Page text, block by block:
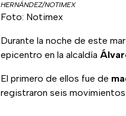
HERNÁNDEZ/NOTIMEX
Foto: Notimex
Durante la noche de este
epicentro en la alcaldía
El primero de ellos fue de
registraron seis